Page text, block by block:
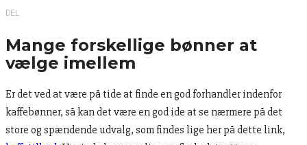
DEL
Mange forskellige bønner at
vælge imellem
Er det ved at være på tide at finde en god forhandler indenfor
kaffebønner, så kan det være en god ide at se nærmere på det
store og spændende udvalg, som findes lige her på dette link,